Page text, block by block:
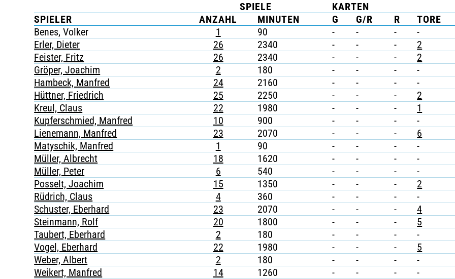
SPIELE
KARTEN
SPIELER
ANZAHL MINUTEN G G/R R
TORE
Benes, Volker
1 90 - - -
-
Erler, Dieter
26 2340 - - -
2
Feister, Fritz
26 2340 - - -
2
Gröper, Joachim
2 180 - - -
-
Hambeck, Manfred
24 2160 - - -
-
Hüttner, Friedrich
25 2250 - - -
2
Kreul, Claus
22 1980 - - -
1
Kupferschmied, Manfred
10 900 - - -
-
Lienemann, Manfred
23 2070 - - -
6
Matyschik, Manfred
1 90 - - -
-
Müller, Albrecht
18 1620 - - -
-
Müller, Peter
6 540 - - -
-
Posselt, Joachim
15 1350 - - -
2
Rüdrich, Claus
4 360 - - -
-
Schuster, Eberhard
23 2070 - - -
4
Steinmann, Rolf
20 1800 - - -
5
Taubert, Eberhard
2 180 - - -
-
Vogel, Eberhard
22 1980 - - -
5
Weber, Albert
2 180 - - -
-
Weikert, Manfred
14 1260 - - - -